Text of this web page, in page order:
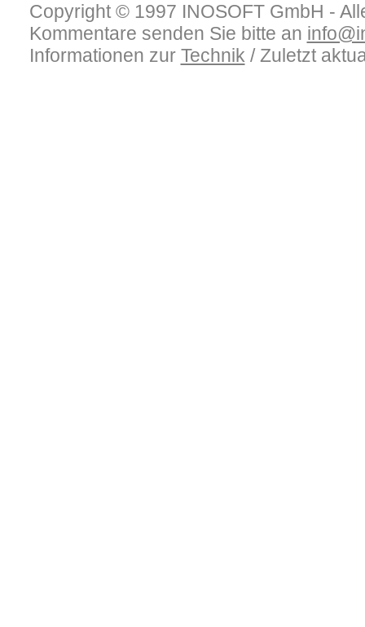
Copyright © 1997 INOSOFT GmbH -
Kommentare senden Sie bitte an
Informationen zur Technik / Zuletzt